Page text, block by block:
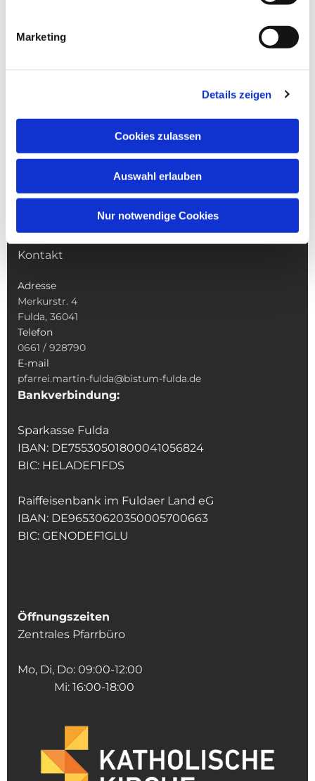
Marketing
Details zeigen
Cookies zulassen
Auswahl erlauben
Nur notwendige Cookies
Gottesdienste
Veranstaltungen & Angebote
Kindertagesstätte St. Andreas
Kontakt
Adresse
Merkurstr. 4
Fulda, 36041
Telefon
0661 / 928790
E-mail
pfarrei.martin-fulda@bistum-fulda.de
Bankverbindung:
Sparkasse Fulda
IBAN: DE75530501800041056824
BIC: HELADEF1FDS
Raiffeisenbank im Fuldaer Land eG
IBAN: DE96530620350005700663
BIC: GENODEF1GLU
Öffnungszeiten
Zentrales Pfarrbüro
Mo, Di, Do: 09:00-12:00
Mi: 16:00-18:00